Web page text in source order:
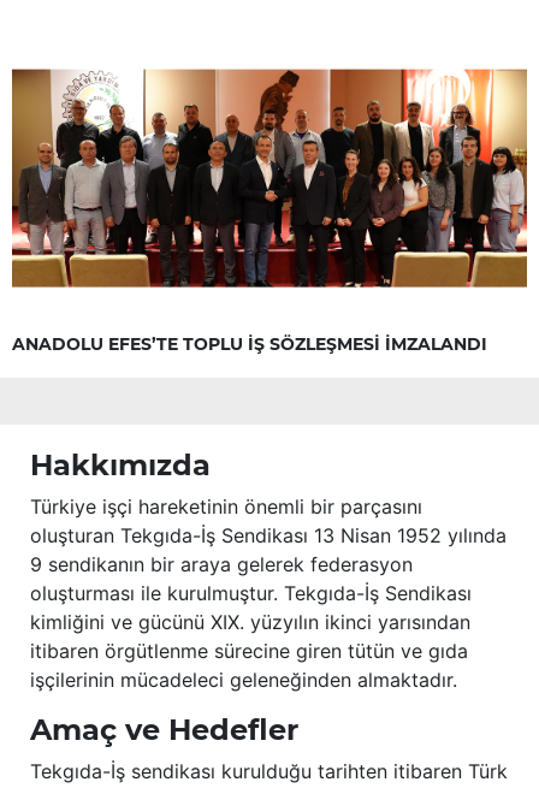
ANADOLU EFES’TE TOPLU İŞ SÖZLEŞMESİ İMZALANDI
Hakkımızda
Türkiye işçi hareketinin önemli bir parçasını
oluşturan Tekgıda-İş Sendikası 13 Nisan 1952 yılında
9 sendikanın bir araya gelerek federasyon
oluşturması ile kurulmuştur. Tekgıda-İş Sendikası
kimliğini ve gücünü XIX. yüzyılın ikinci yarısından
itibaren örgütlenme sürecine giren tütün ve gıda
işçilerinin mücadeleci geleneğinden almaktadır.
Amaç ve Hedefler
Tekgıda-İş sendikası kurulduğu tarihten itibaren Türk